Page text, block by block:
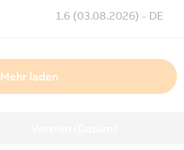
1.6 (03.08.2026) - DE
Mehr laden